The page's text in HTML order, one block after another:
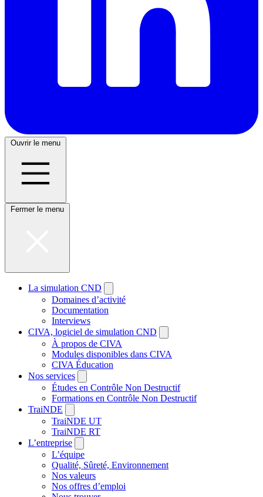
Ouvrir le menu
Fermer le menu
La simulation CND
Domaines d’activité
Documentation
Interviews
CIVA, logiciel de simulation CND
À propos de CIVA
Modules disponibles dans CIVA
CIVA Éducation
Nos services
Études en Contrôle Non Destructif
Formations en Contrôle Non Destructif
TraiNDE
TraiNDE UT
TraiNDE RT
L’entreprise
L’équipe
Qualité, Sûreté, Environnement
Nos valeurs
Nos offres d’emploi